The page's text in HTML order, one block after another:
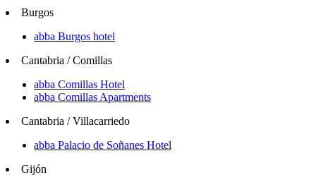
Burgos
abba Burgos hotel
Cantabria / Comillas
abba Comillas Hotel
abba Comillas Apartments
Cantabria / Villacarriedo
abba Palacio de Soñanes Hotel
Gijón